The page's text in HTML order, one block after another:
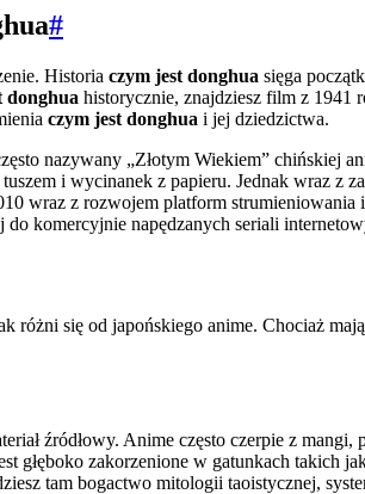
#
Historia czym jest donghua sięga
donghua historycznie, znajdziesz film z 1941
czym jest donghua i jej dziedzictwa.
nazywany „Złotym Wiekiem” chińskiej
i wycinanek z papieru. Jednak wraz z
wraz z rozwojem platform
komercyjnie napędzanych seriali
różni się od japońskiego anime. Chociaż
źródłowy. Anime często czerpie z mangi,
głęboko zakorzenione w gatunkach takich
tam bogactwo mitologii taoistycznej,